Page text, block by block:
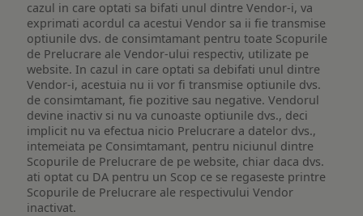
cazul in care optati sa bifati unul dintre Vendor-i, va
exprimati acordul ca acestui Vendor sa ii fie transmise
optiunile dvs. de consimtamant pentru toate Scopurile
de Prelucrare ale Vendor-ului respectiv, utilizate pe
website. In cazul in care optati sa debifati unul dintre
Vendor-i, acestuia nu ii vor fi transmise optiunile dvs.
de consimtamant, fie pozitive sau negative. Vendorul
devine inactiv si nu va cunoaste optiunile dvs., deci
implicit nu va efectua nicio Prelucrare a datelor dvs.,
intemeiata pe Consimtamant, pentru niciunul dintre
Scopurile de Prelucrare de pe website, chiar daca dvs.
ati optat cu DA pentru un Scop ce se regaseste printre
Scopurile de Prelucrare ale respectivului Vendor
inactivat.